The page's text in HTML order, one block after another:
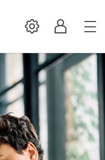
SettingsProfil